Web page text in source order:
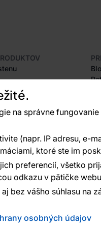
na správne
(napr. IP adresu,
ktoré ste im
preferencií, všetko
odkazu v pätičke
bez vášho súhlasu
osobných údajov
fólie
O
O
zaisťuje: